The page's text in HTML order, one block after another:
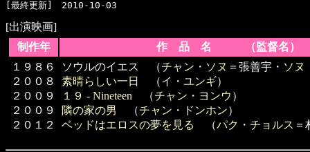
[出演映画]
制作年
作 品 名 （監督名）
１９８６
２００８
２００９
２００９
２０１２
ソウルのイエス （チャン・ソヌ ＝張善宇・ ソヌ
素晴らしい一日
（イ・ユンギ）
１９ - Nineteen （チャン・ヨンウ ）
隣の家の男
（チャン・ドンホン）
ベッドはエロスの夢を見る
（パク・チョルス ＝